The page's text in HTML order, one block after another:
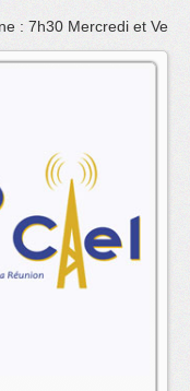
: 7h30 Mercredi et